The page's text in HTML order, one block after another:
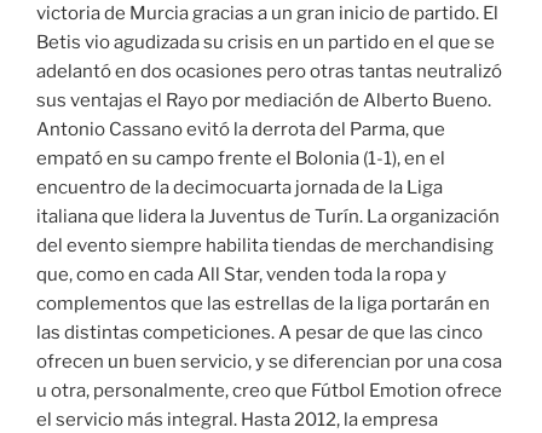
victoria de Murcia gracias a un gran inicio de partido. El
Betis vio agudizada su crisis en un partido en el que se
adelantó en dos ocasiones pero otras tantas neutralizó
sus ventajas el Rayo por mediación de Alberto Bueno.
Antonio Cassano evitó la derrota del Parma, que
empató en su campo frente el Bolonia (1-1), en el
encuentro de la decimocuarta jornada de la Liga
italiana que lidera la Juventus de Turín. La organización
del evento siempre habilita tiendas de merchandising
que, como en cada All Star, venden toda la ropa y
complementos que las estrellas de la liga portarán en
las distintas competiciones. A pesar de que las cinco
ofrecen un buen servicio, y se diferencian por una cosa
u otra, personalmente, creo que Fútbol Emotion ofrece
el servicio más integral. Hasta 2012, la empresa